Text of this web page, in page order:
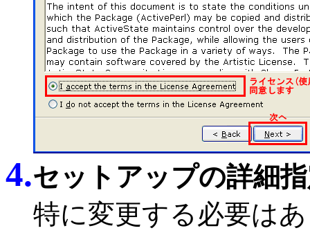
4.セットアップの詳細
特に変更する必要は